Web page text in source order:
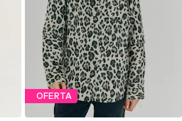
OFERTA